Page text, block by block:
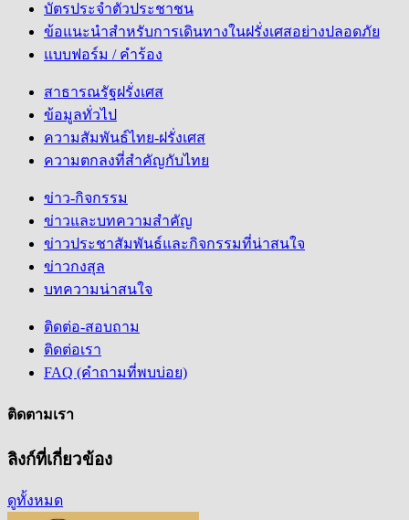
บัตรประจำตัวประชาชน
ข้อแนะนำสำหรับการเดินทางในฝรั่งเศสอย่างปลอดภัย
แบบฟอร์ม / คำร้อง
สาธารณรัฐฝรั่งเศส
ข้อมูลทั่วไป
ความสัมพันธ์ไทย-ฝรั่งเศส
ความตกลงที่สำคัญกับไทย
ข่าว-กิจกรรม
ข่าวและบทความสำคัญ
ข่าวประชาสัมพันธ์และกิจกรรมที่น่าสนใจ
ข่าวกงสุล
บทความน่าสนใจ
ติดต่อ-สอบถาม
ติดต่อเรา
FAQ (คำถามที่พบบ่อย)
ติดตามเรา
ลิงก์ที่เกี่ยวข้อง
ดูทั้งหมด